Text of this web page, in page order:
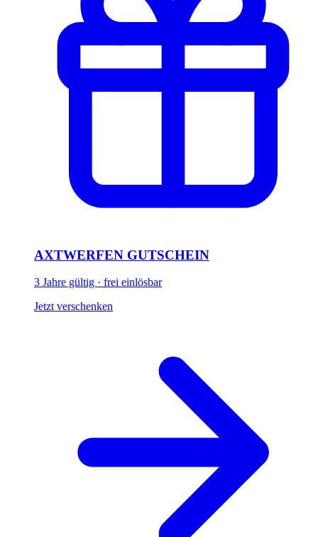
AXTWERFEN GUTSCHEIN
3 Jahre gültig · frei einlösbar
Jetzt verschenken